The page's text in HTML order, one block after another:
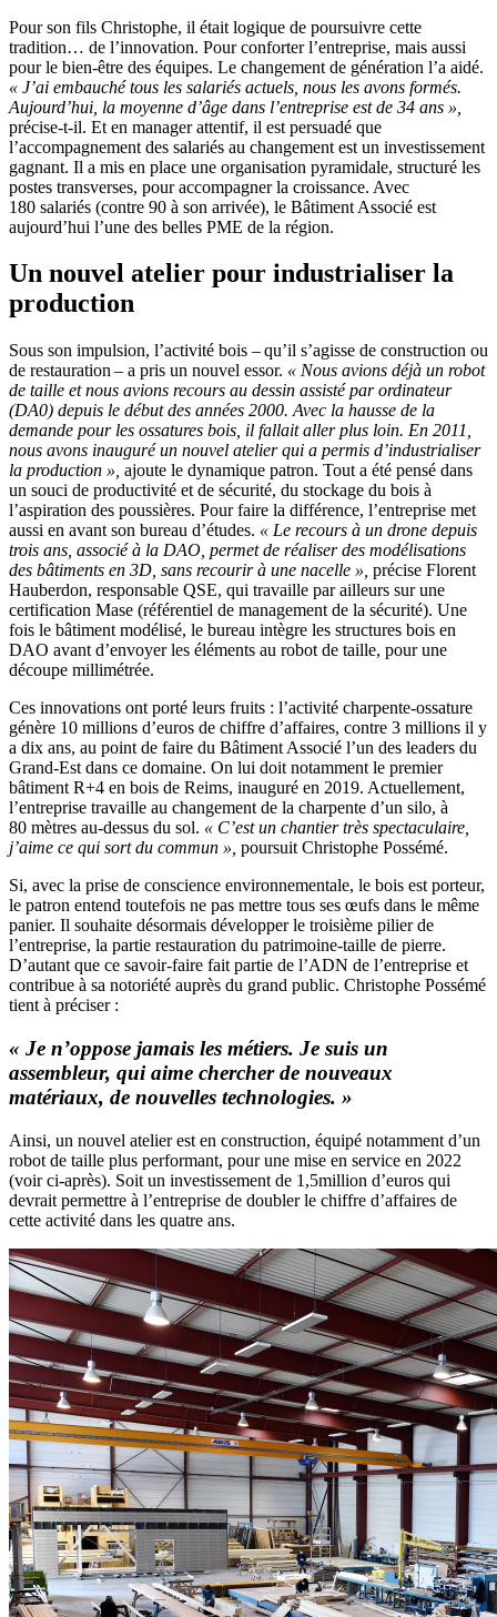
Pour son fils Christophe, il était logique de poursuivre cette
tradition… de l’innovation. Pour conforter l’entreprise, mais aussi
pour le bien-être des équipes. Le changement de génération l’a aidé.
« J’ai embauché tous les salariés actuels, nous les avons formés.
Aujourd’hui, la moyenne d’âge dans l’entreprise est de 34 ans »,
précise-t-il. Et en manager attentif, il est persuadé que
l’accompagnement des salariés au changement est un investissement
gagnant. Il a mis en place une organisation pyramidale, structuré les
postes transverses, pour accompagner la croissance. Avec
180 salariés (contre 90 à son arrivée), le Bâtiment Associé est
aujourd’hui l’une des belles PME de la région.
Un nouvel atelier pour industrialiser la
production
Sous son impulsion, l’activité bois – qu’il s’agisse de construction ou
de restauration – a pris un nouvel essor. « Nous avions déjà un robot
de taille et nous avions recours au dessin assisté par ordinateur
(DA0) depuis le début des années 2000. Avec la hausse de la
demande pour les ossatures bois, il fallait aller plus loin. En 2011,
nous avons inauguré un nouvel atelier qui a permis d’industrialiser
la production », ajoute le dynamique patron. Tout a été pensé dans
un souci de productivité et de sécurité, du stockage du bois à
l’aspiration des poussières. Pour faire la différence, l’entreprise met
aussi en avant son bureau d’études. « Le recours à un drone depuis
trois ans, associé à la DAO, permet de réaliser des modélisations
des bâtiments en 3D, sans recourir à une nacelle », précise Florent
Hauberdon, responsable QSE, qui travaille par ailleurs sur une
certification Mase (référentiel de management de la sécurité). Une
fois le bâtiment modélisé, le bureau intègre les structures bois en
DAO avant d’envoyer les éléments au robot de taille, pour une
découpe millimétrée.
Ces innovations ont porté leurs fruits : l’activité charpente-ossature
génère 10 millions d’euros de chiffre d’affaires, contre 3 millions il y
a dix ans, au point de faire du Bâtiment Associé l’un des leaders du
Grand-Est dans ce domaine. On lui doit notamment le premier
bâtiment R+4 en bois de Reims, inauguré en 2019. Actuellement,
l’entreprise travaille au changement de la charpente d’un silo, à
80 mètres au-dessus du sol. « C’est un chantier très spectaculaire,
j’aime ce qui sort du commun », poursuit Christophe Possémé.
Si, avec la prise de conscience environnementale, le bois est porteur,
le patron entend toutefois ne pas mettre tous ses œufs dans le même
panier. Il souhaite désormais développer le troisième pilier de
l’entreprise, la partie restauration du patrimoine-taille de pierre.
D’autant que ce savoir-faire fait partie de l’ADN de l’entreprise et
contribue à sa notoriété auprès du grand public. Christophe Possémé
tient à préciser :
« Je n’oppose jamais les métiers. Je suis un
assembleur, qui aime chercher de nouveaux
matériaux, de nouvelles technologies. »
Ainsi, un nouvel atelier est en construction, équipé notamment d’un
robot de taille plus performant, pour une mise en service en 2022
(voir ci-après). Soit un investissement de 1,5million d’euros qui
devrait permettre à l’entreprise de doubler le chiffre d’affaires de
cette activité dans les quatre ans.